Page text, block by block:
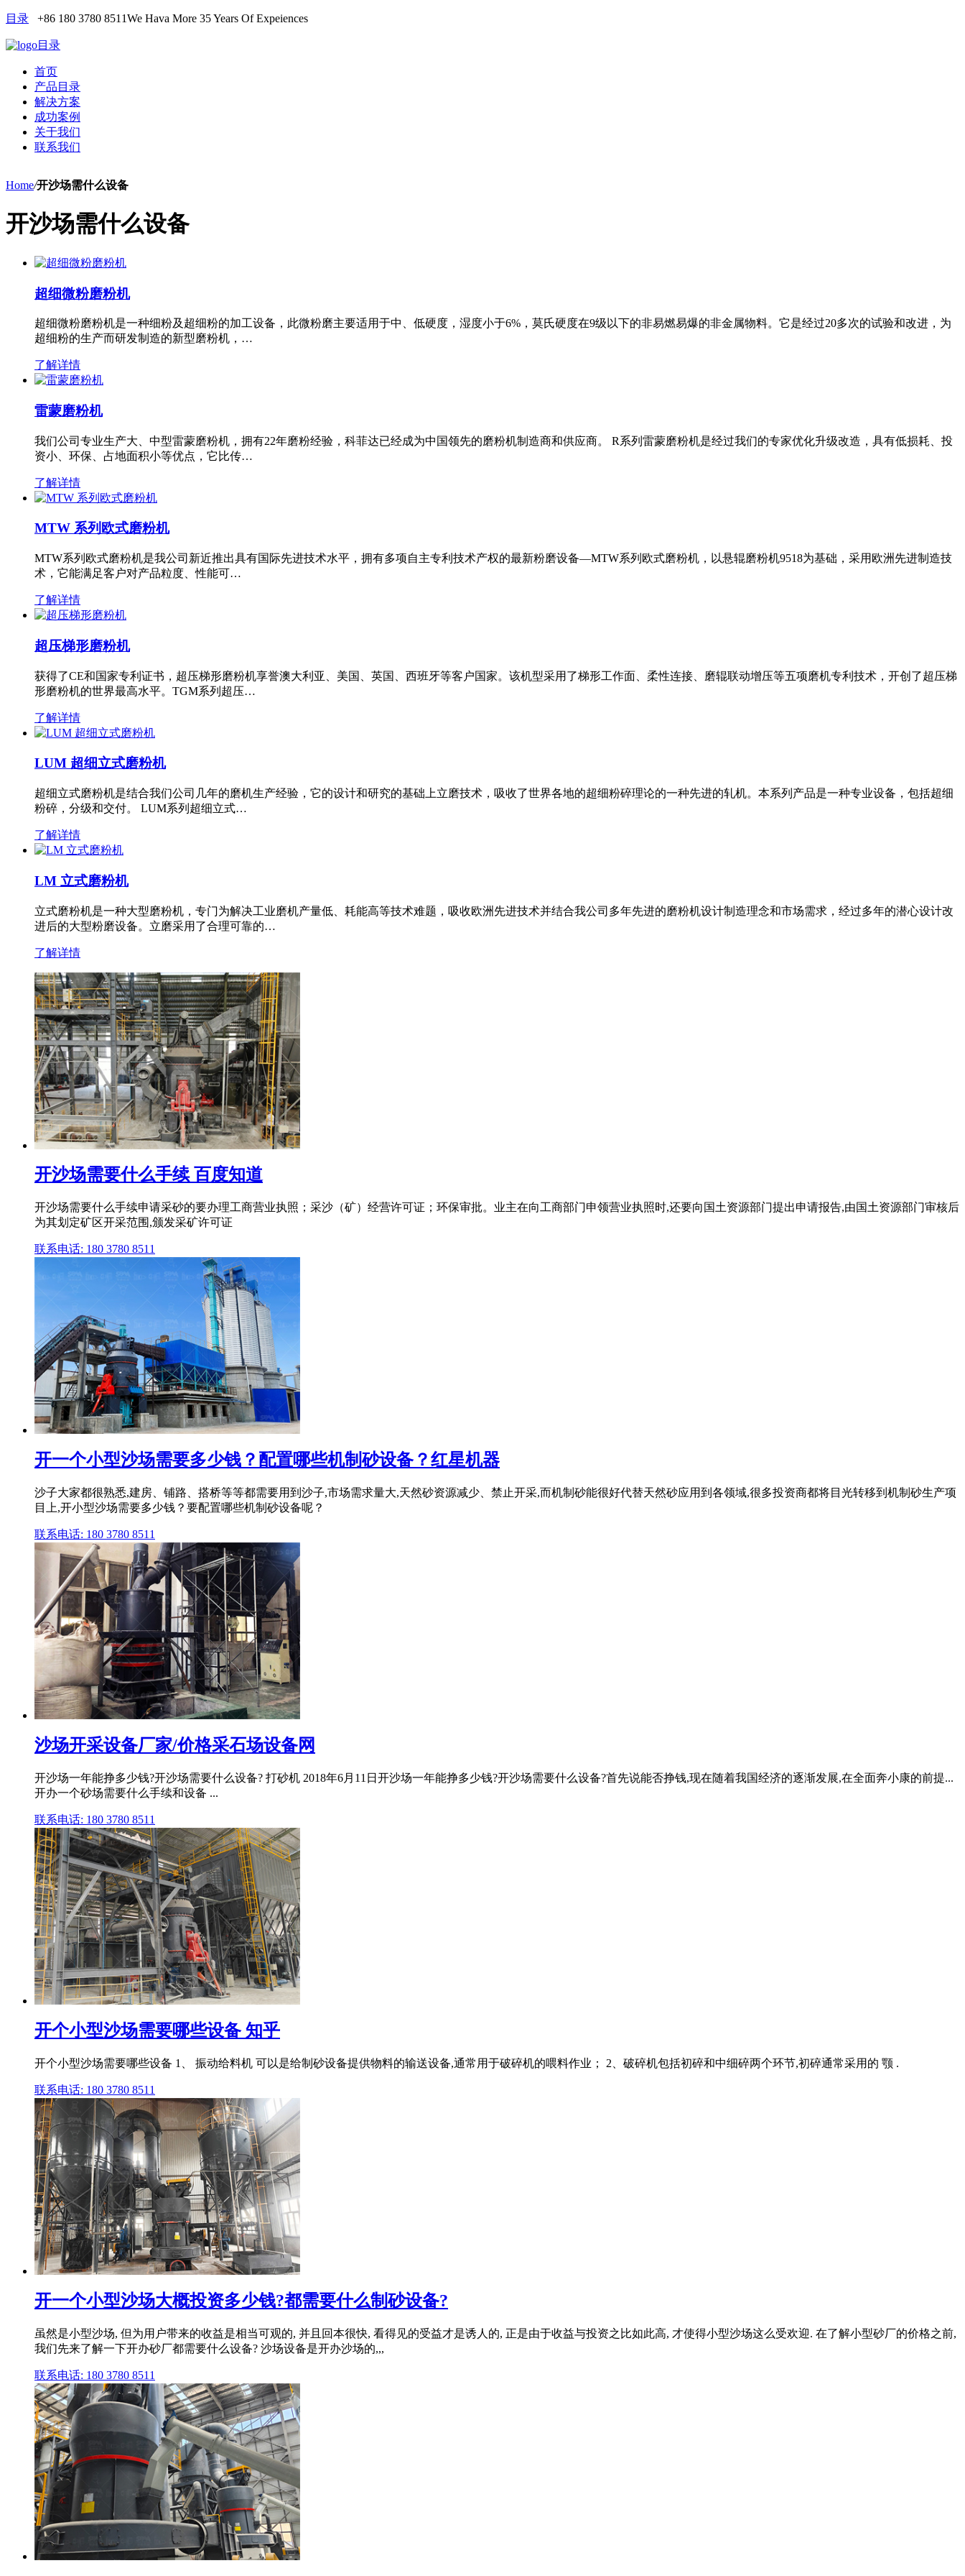
目录 +86 180 3780 8511We Hava More 35 Years Of Expeiences
目录
首页
产品目录
解决方案
成功案例
关于我们
联系我们
Home/开沙场需什么设备
开沙场需什么设备
超细微粉磨粉机
超细微粉磨粉机是一种细粉及超细粉的加工设备，此微粉磨主要适用于中、低硬度，湿度小于6%，莫氏硬度在9级以下的非易燃易爆的非金属物料。它是经过20多次的试验和改进，为
超细粉的生产而研发制造的新型磨粉机，…
了解详情
雷蒙磨粉机
我们公司专业生产大、中型雷蒙磨粉机，拥有22年磨粉经验，科菲达已经成为中国领先的磨粉机制造商和供应商。 R系列雷蒙磨粉机是经过我们的专家优化升级改造，具有低损耗、投
资小、环保、占地面积小等优点，它比传…
了解详情
MTW 系列欧式磨粉机
MTW系列欧式磨粉机是我公司新近推出具有国际先进技术水平，拥有多项自主专利技术产权的最新粉磨设备—MTW系列欧式磨粉机，以悬辊磨粉机9518为基础，采用欧洲先进制造技
术，它能满足客户对产品粒度、性能可…
了解详情
超压梯形磨粉机
获得了CE和国家专利证书，超压梯形磨粉机享誉澳大利亚、美国、英国、西班牙等客户国家。该机型采用了梯形工作面、柔性连接、磨辊联动增压等五项磨机专利技术，开创了超压梯
形磨粉机的世界最高水平。TGM系列超压…
了解详情
LUM 超细立式磨粉机
超细立式磨粉机是结合我们公司几年的磨机生产经验，它的设计和研究的基础上立磨技术，吸收了世界各地的超细粉碎理论的一种先进的轧机。本系列产品是一种专业设备，包括超细
粉碎，分级和交付。 LUM系列超细立式…
了解详情
LM 立式磨粉机
立式磨粉机是一种大型磨粉机，专门为解决工业磨机产量低、耗能高等技术难题，吸收欧洲先进技术并结合我公司多年先进的磨粉机设计制造理念和市场需求，经过多年的潜心设计改
进后的大型粉磨设备。立磨采用了合理可靠的…
了解详情
开沙场需要什么手续 百度知道
开沙场需要什么手续申请采砂的要办理工商营业执照；采沙（矿）经营许可证；环保审批。业主在向工商部门申领营业执照时,还要向国土资源部门提出申请报告,由国土资源部门审核后
为其划定矿区开采范围,颁发采矿许可证
联系电话: 180 3780 8511
开一个小型沙场需要多少钱？配置哪些机制砂设备？红星机器
沙子大家都很熟悉,建房、铺路、搭桥等等都需要用到沙子,市场需求量大,天然砂资源减少、禁止开采,而机制砂能很好代替天然砂应用到各领域,很多投资商都将目光转移到机制砂生产项
目上,开小型沙场需要多少钱？要配置哪些机制砂设备呢？
联系电话: 180 3780 8511
沙场开采设备厂家/价格采石场设备网
开沙场一年能挣多少钱?开沙场需要什么设备? 打砂机 2018年6月11日开沙场一年能挣多少钱?开沙场需要什么设备?首先说能否挣钱,现在随着我国经济的逐渐发展,在全面奔小康的前提...
开办一个砂场需要什么手续和设备 ...
联系电话: 180 3780 8511
开个小型沙场需要哪些设备 知乎
开个小型沙场需要哪些设备 1、 振动给料机 可以是给制砂设备提供物料的输送设备,通常用于破碎机的喂料作业； 2、破碎机包括初碎和中细碎两个环节,初碎通常采用的 颚 .
联系电话: 180 3780 8511
开一个小型沙场大概投资多少钱?都需要什么制砂设备?
虽然是小型沙场, 但为用户带来的收益是相当可观的, 并且回本很快, 看得见的受益才是诱人的, 正是由于收益与投资之比如此高, 才使得小型沙场这么受欢迎. 在了解小型砂厂的价格之前,
我们先来了解一下开办砂厂都需要什么设备? 沙场设备是开办沙场的,,,
联系电话: 180 3780 8511